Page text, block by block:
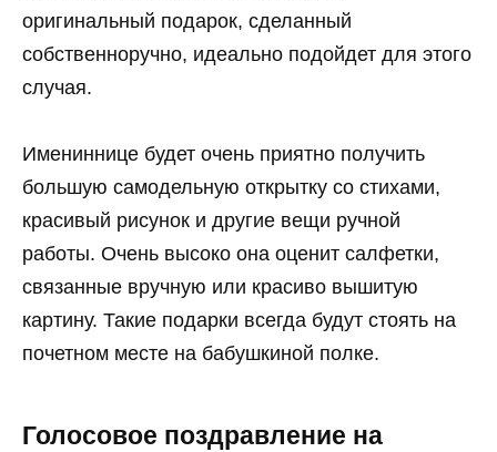
оригинальный подарок, сделанный
собственноручно, идеально подойдет для этого
случая.
Имениннице будет очень приятно получить
большую самодельную открытку со стихами,
красивый рисунок и другие вещи ручной
работы. Очень высоко она оценит салфетки,
связанные вручную или красиво вышитую
картину. Такие подарки всегда будут стоять на
почетном месте на бабушкиной полке.
Голосовое поздравление на